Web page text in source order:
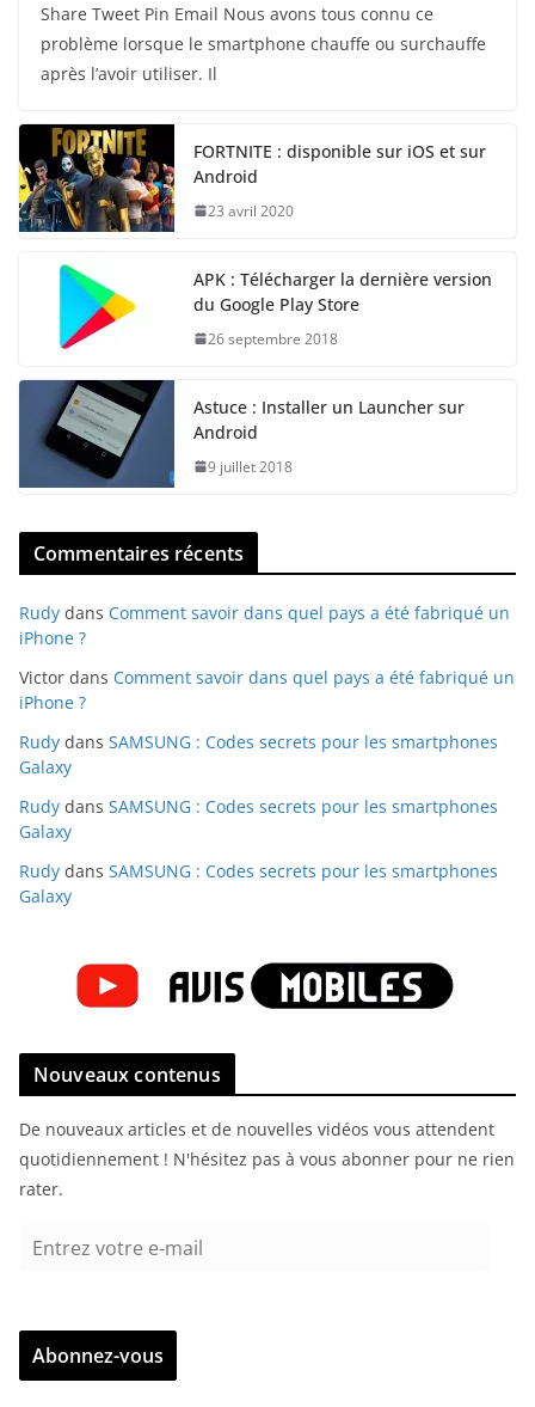
Share Tweet Pin Email Nous avons tous connu ce
problème lorsque le smartphone chauffe ou surchauffe
après l’avoir utiliser. Il
FORTNITE : disponible sur iOS et sur
Android
23 avril 2020
APK : Télécharger la dernière version
du Google Play Store
26 septembre 2018
Astuce : Installer un Launcher sur
Android
9 juillet 2018
Commentaires récents
Rudy dans Comment savoir dans quel pays a été fabriqué un
iPhone ?
Victor dans Comment savoir dans quel pays a été fabriqué un
iPhone ?
Rudy dans SAMSUNG : Codes secrets pour les smartphones
Galaxy
Rudy dans SAMSUNG : Codes secrets pour les smartphones
Galaxy
Rudy dans SAMSUNG : Codes secrets pour les smartphones
Galaxy
Nouveaux contenus
De nouveaux articles et de nouvelles vidéos vous attendent
quotidiennement ! N'hésitez pas à vous abonner pour ne rien
rater.
r
z
Abonnez-vous